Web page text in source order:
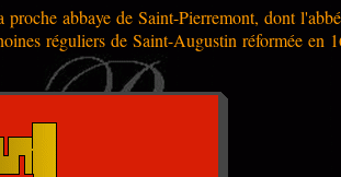
abbaye de Saint-Pierremont, dont
réguliers de Saint-Augustin réformée en